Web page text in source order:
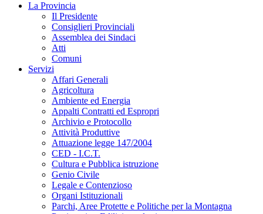
La Provincia
Il Presidente
Consiglieri Provinciali
Assemblea dei Sindaci
Atti
Comuni
Servizi
Affari Generali
Agricoltura
Ambiente ed Energia
Appalti Contratti ed Espropri
Archivio e Protocollo
Attività Produttive
Attuazione legge 147/2004
CED - I.C.T.
Cultura e Pubblica istruzione
Genio Civile
Legale e Contenzioso
Organi Istituzionali
Parchi, Aree Protette e Politiche per la Montagna